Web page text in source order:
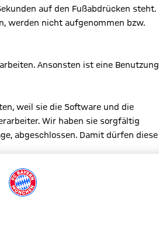
auf den Fußabdrücken steht.
werden nicht aufgenommen bzw.
Ansonsten ist eine Benutzung
weil sie die Software und die
Wir haben sie sorgfältig
abgeschlossen. Damit dürfen diese
Union) / des EWR (das ist der
Zeitraum das Foto nicht mehr